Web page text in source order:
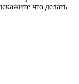
что делать